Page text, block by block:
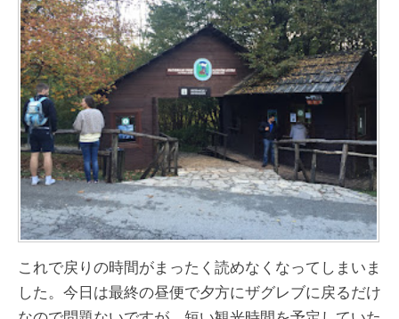
これで戻りの時間がまったく読めなくなってしまいま
した。今日は最終の昼便で夕方にザグレブに戻るだけ